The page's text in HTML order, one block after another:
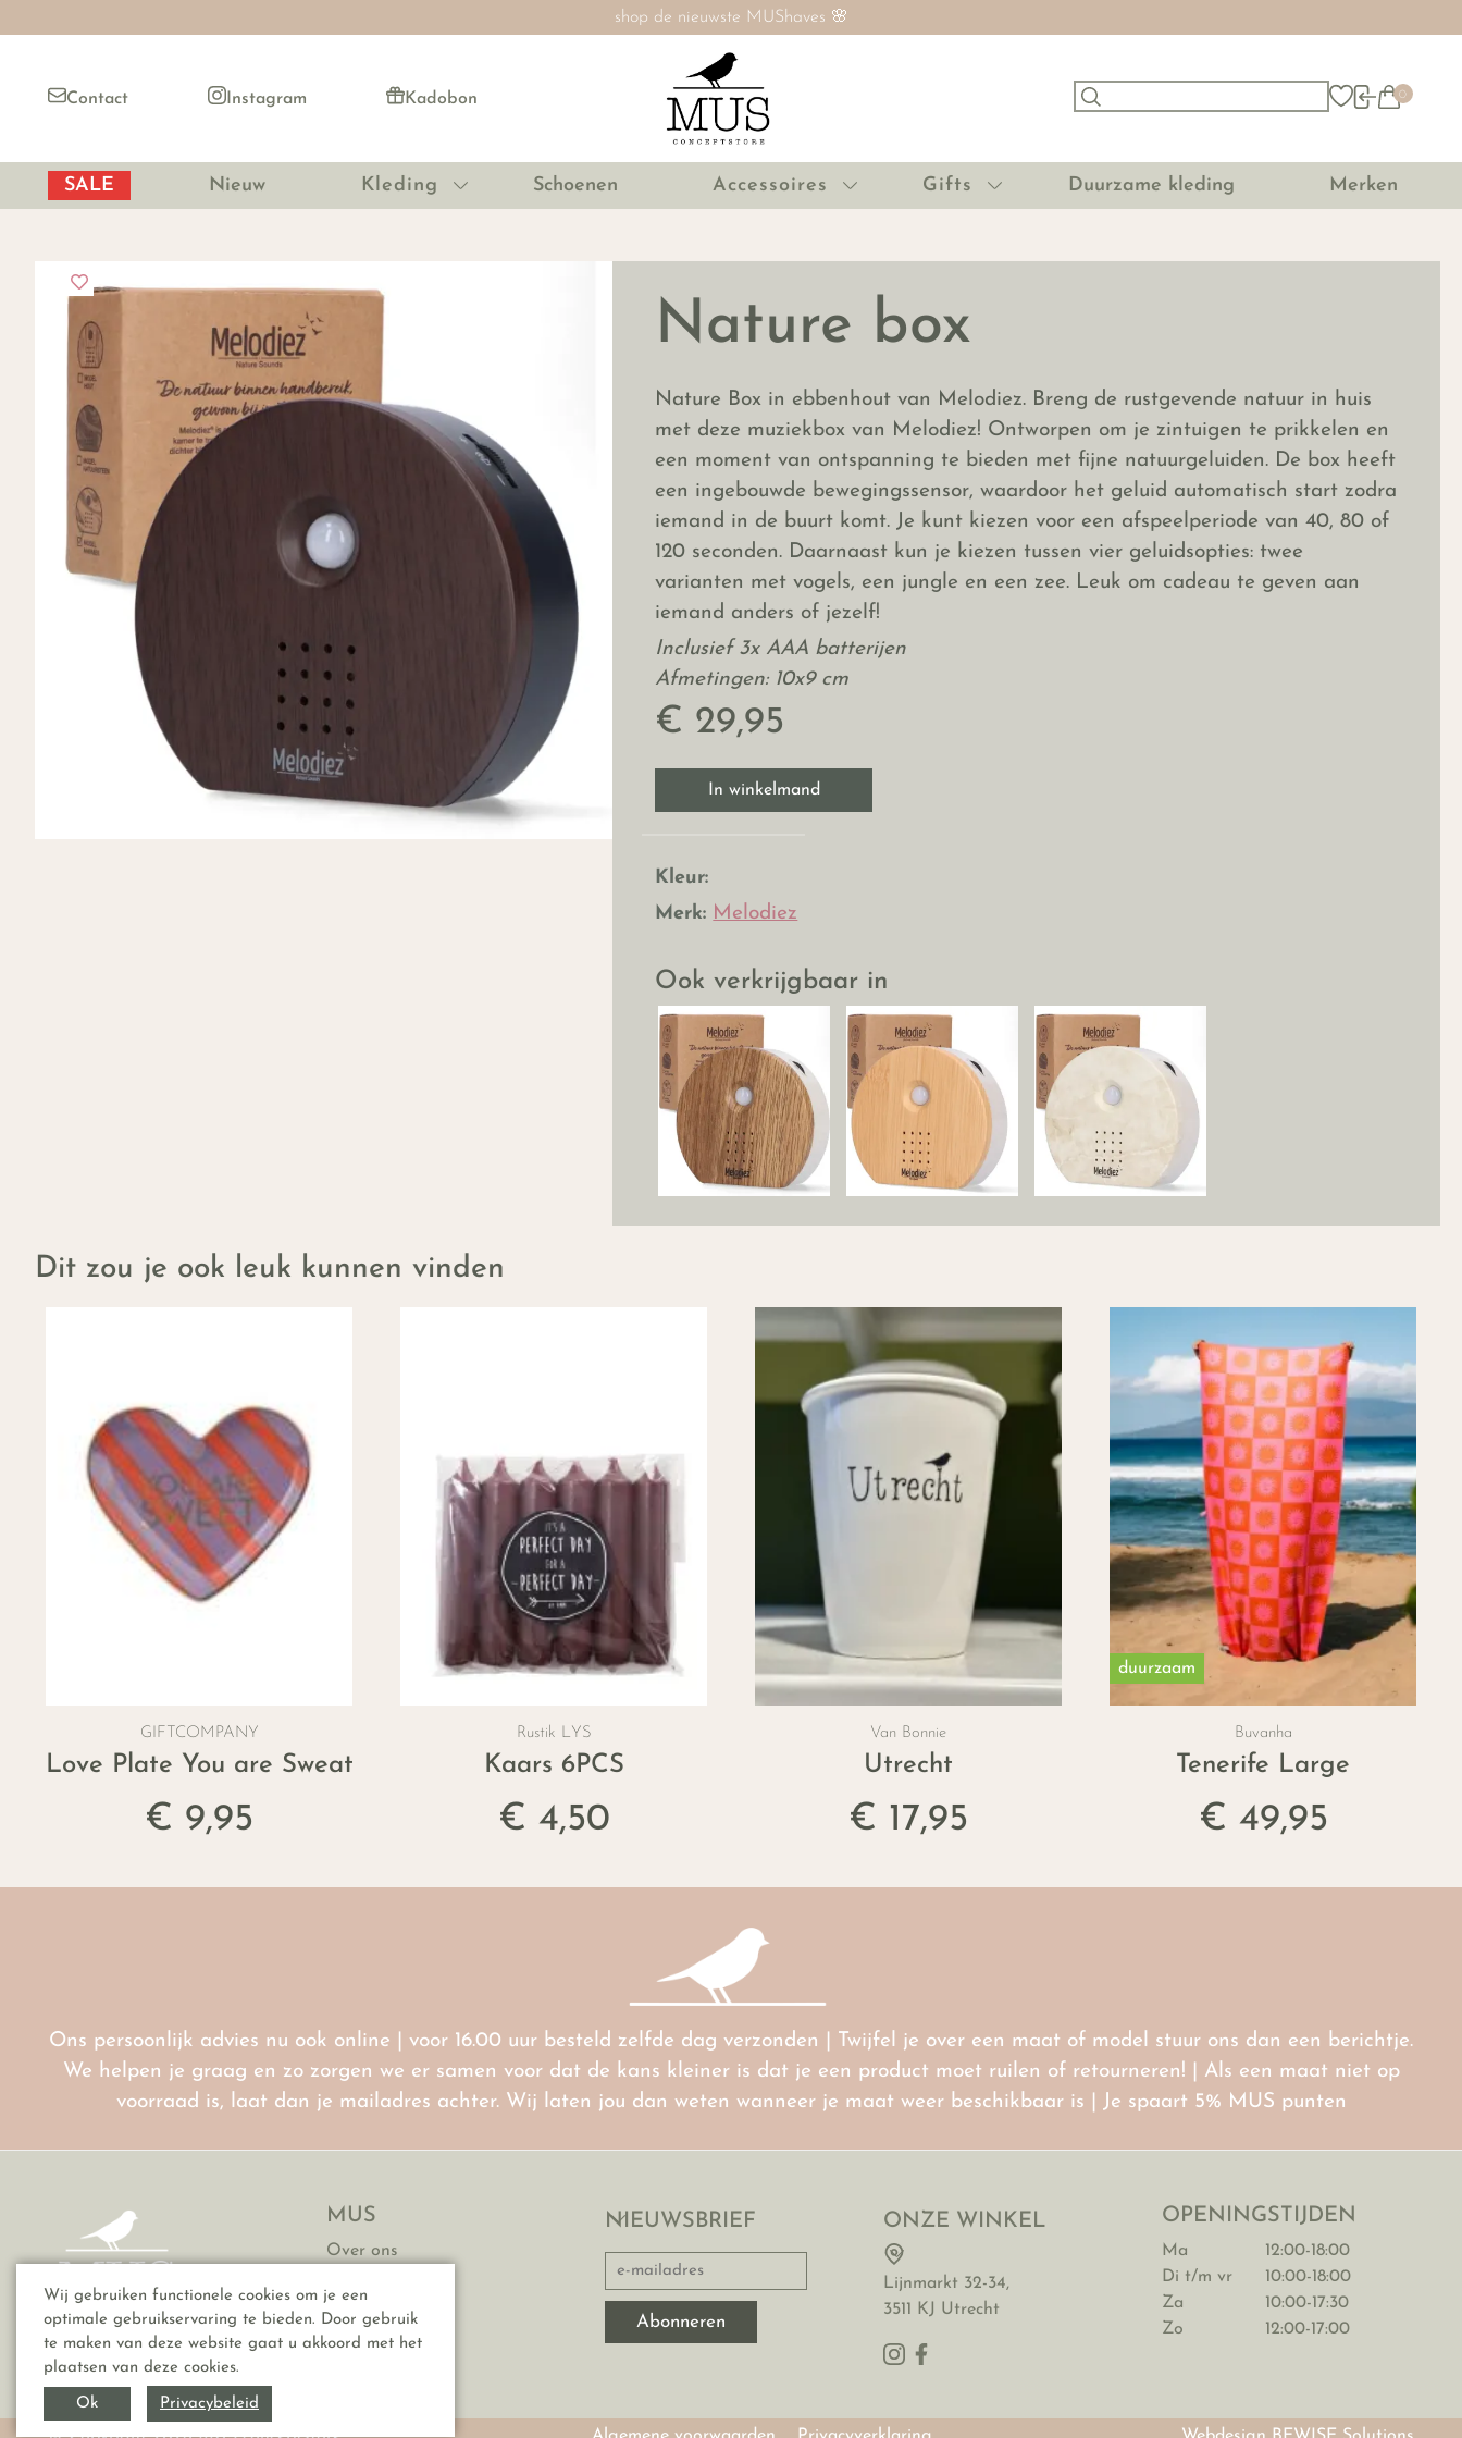
Wij gebruiken functionele cookies om je een
optimale gebruikservaring te bieden. Door gebruik
te maken van deze website gaat u akkoord met het
plaatsen van deze cookies.
Ok Privacybeleid
SALE nú tot 60% ‼️
Contact Instagram Kadobon 0
SALE Nieuw Kleding Schoenen Accessoires Gifts Duurzame kleding Merken
Nature box
Nature Box in ebbenhout van Melodiez. Breng de rustgevende natuur in huis
met deze muziekbox van Melodiez! Ontworpen om je zintuigen te prikkelen en
een moment van ontspanning te bieden met fijne natuurgeluiden. De box heeft
een ingebouwde bewegingssensor, waardoor het geluid automatisch start zodra
iemand in de buurt komt. Je kunt kiezen voor een afspeelperiode van 40, 80 of
120 seconden. Daarnaast kun je kiezen tussen vier geluidsopties: twee
varianten met vogels, een jungle en een zee. Leuk om cadeau te geven aan
iemand anders of jezelf!
Inclusief 3x AAA batterijen
Afmetingen: 10x9 cm
€ 29,95
In winkelmand
Kleur:
Merk: Melodiez
Ook verkrijgbaar in
Dit zou je ook leuk kunnen vinden
GIFTCOMPANY
Love Plate You are Sweat
€ 9,95
Rustik LYS
Kaars 6PCS
€ 4,50
Van Bonnie
Utrecht
€ 17,95
duurzaam
Buvanha
Tenerife Large
€ 49,95
Ons persoonlijk advies nu ook online | voor 16.00 uur besteld zelfde dag verzonden | Twijfel je over een maat of model stuur ons dan een berichtje.
We helpen je graag en zo zorgen we er samen voor dat de kans kleiner is dat je een product moet ruilen of retourneren! | Als een maat niet op
voorraad is, laat dan je mailadres achter. Wij laten jou dan weten wanneer je maat weer beschikbaar is | Je spaart 5% MUS punten
MUS
Over ons
Vacatures
FAQ
NIEUWSBRIEF ONZE WINKEL
Lijnmarkt 32-34,
3511 KJ Utrecht
OPENINGSTIJDEN
Ma
12:00-18:00
Di t/m vr
10:00-18:00
Za
10:00-17:30
Zo
12:00-17:00